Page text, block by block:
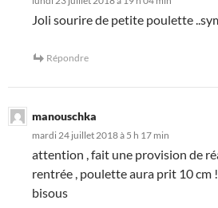
Joli sourire de petite poulette
Répondre
manouschka
mardi 24 juillet 2018 à 5 h 17 min
attention , fait une provision de
rentrée , poulette aura prit 10 cm
bisous